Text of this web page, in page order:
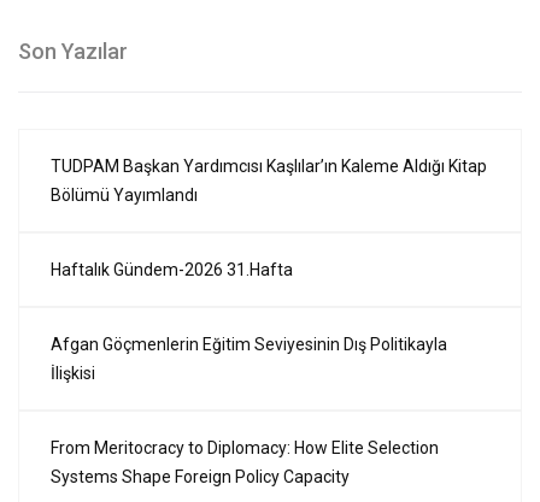
Son Yazılar
TUDPAM Başkan Yardımcısı Kaşlılar’ın Kaleme Aldığı Kitap
Bölümü Yayımlandı
Haftalık Gündem-2026 31.Hafta
Afgan Göçmenlerin Eğitim Seviyesinin Dış Politikayla
İlişkisi
From Meritocracy to Diplomacy: How Elite Selection
Systems Shape Foreign Policy Capacity